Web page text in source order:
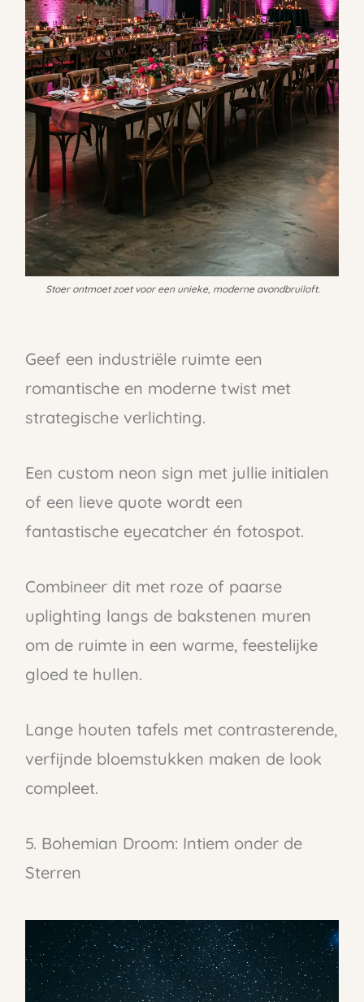
Stoer ontmoet zoet voor een unieke, moderne avondbruiloft.
Geef een industriële ruimte een
romantische en moderne twist met
strategische verlichting.
Een custom neon sign met jullie initialen
of een lieve quote wordt een
fantastische eyecatcher én fotospot.
Combineer dit met roze of paarse
uplighting langs de bakstenen muren
om de ruimte in een warme, feestelijke
gloed te hullen.
Lange houten tafels met contrasterende,
verfijnde bloemstukken maken de look
compleet.
5. Bohemian Droom: Intiem onder de
Sterren